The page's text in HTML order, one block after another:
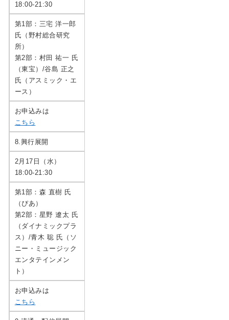
18:00-21:30
第1部：三宅 洋一郎
氏（野村総合研究
所）
第2部：村田 祐一 氏
（東宝）/谷島 正之
氏（アスミック・エ
ース）
お申込みは
こちら
8.興行展開
2月17日（水）
18:00-21:30
第1部：森 直樹 氏
（ぴあ）
第2部：星野 遼太 氏
（ダイナミックプラ
ス）/青木 聡 氏（ソ
ニー・ミュージック
エンタテインメン
ト）
お申込みは
こちら